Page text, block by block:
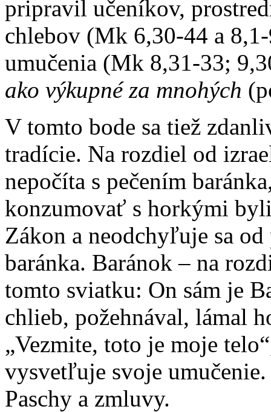
pripravil učeníkov,
chlebov (Mk 6,30-44 a
umučenia (Mk 8,31-33;
ako výkupné za mnohých
V tomto bode sa tiež
tradície. Na rozdiel od
nepočíta s pečením
konzumovať s horkými
Zákon a neodchyľuje sa
baránka. Baránok – na
tomto sviatku: On sám je
chlieb, požehnával, lámal
„Vezmite, toto je moje
vysvetľuje svoje
Paschy a zmluvy.